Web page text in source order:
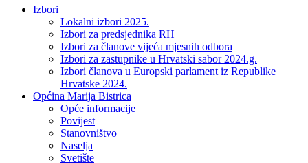
Izbori
Lokalni izbori 2025.
Izbori za predsjednika RH
Izbori za članove vijeća mjesnih odbora
Izbori za zastupnike u Hrvatski sabor 2024.g.
Izbori članova u Europski parlament iz Republike
Hrvatske 2024.
Općina Marija Bistrica
Opće informacije
Povijest
Stanovništvo
Naselja
Svetište